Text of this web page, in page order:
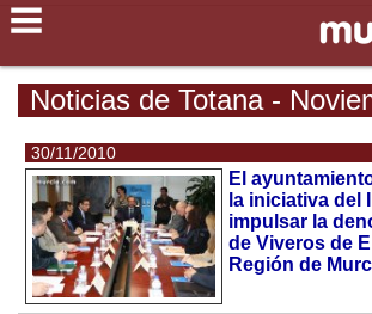
Noticias de Totana -
30/11/2010
El
la iniciativa del
impulsar la
de Viveros de
Región de